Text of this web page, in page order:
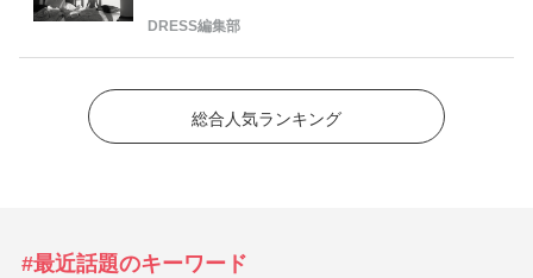
DRESS編集部
総合人気ランキング
#最近話題のキーワード